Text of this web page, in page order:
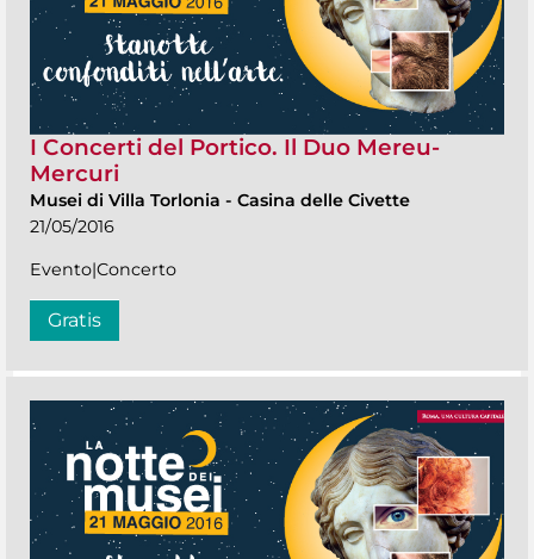
I Concerti del Portico. Il Duo Mereu-
Mercuri
Musei di Villa Torlonia - Casina delle Civette
21/05/2016
Evento|Concerto
Gratis